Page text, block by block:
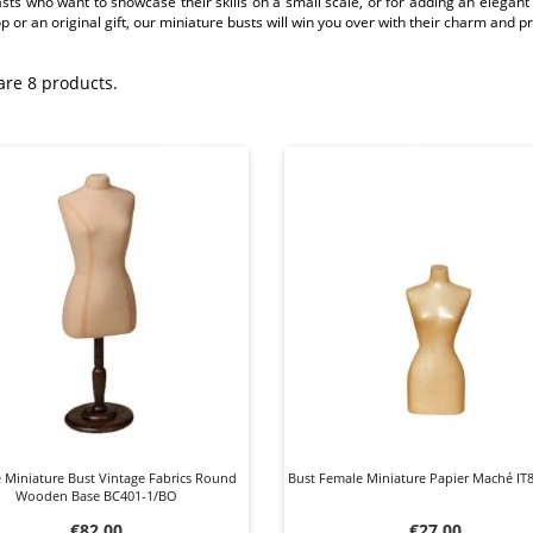
or an original gift, our miniature busts will win you over with their charm and
8 products.
Miniature Bust Vintage Fabrics Round
Wooden Base BC401-1/BO
Bust Female Miniature Papier Maché